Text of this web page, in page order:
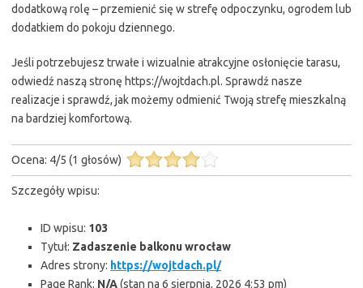
dodatkową rolę – przemienić się w strefę odpoczynku, ogrodem lub
dodatkiem do pokoju dziennego.
Jeśli potrzebujesz trwałe i wizualnie atrakcyjne osłonięcie tarasu,
odwiedź naszą stronę https://wojtdach.pl. Sprawdź nasze
realizacje i sprawdź, jak możemy odmienić Twoją strefę mieszkalną
na bardziej komfortową.
Ocena: 4/5 (1 głosów)
Szczegóły wpisu:
ID wpisu: 103
Tytuł: Zadaszenie balkonu wrocław
Adres strony: https://wojtdach.pl/
Page Rank: N/A(stan na 6 sierpnia, 2026 4:53 pm)